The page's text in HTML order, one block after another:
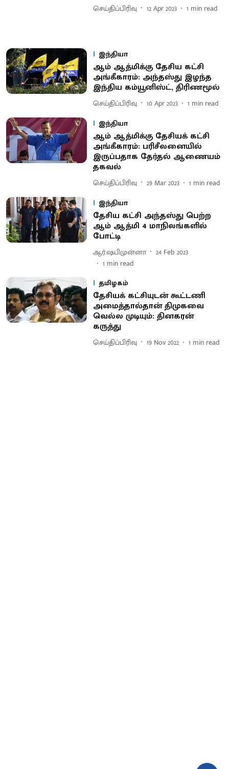
செய்திப்பிரிவு 12 Apr 2023 1 min read
இந்தியா
ஆம் ஆத்மிக்கு தேசிய கட்சி
அங்கீகாரம்: அந்தஸ்து இழந்த
இந்திய கம்யூனிஸ்ட், திரிணமூல்
செய்திப்பிரிவு 10 Apr 2023 1 min read
இந்தியா
ஆம் ஆத்மிக்கு தேசியக் கட்சி
அங்கீகாரம்: பரிசீலனையில்
இருப்பதாக தேர்தல் ஆணையம்
தகவல்
செய்திப்பிரிவு 29 Mar 2023 1 min read
இந்தியா
தேசிய கட்சி அந்தஸ்து பெற்ற
ஆம் ஆத்மி 4 மாநிலங்களில்
போட்டி
ஆர்.ஷபிமுன்னா
24 Feb 2023
1 min read
தமிழகம்
தேசியக் கட்சியுடன் கூட்டணி
அமைத்தால்தான் திமுகவை
வெல்ல முடியும்: தினகரன்
கருத்து
செய்திப்பிரிவு 19 Nov 2022 1 min read